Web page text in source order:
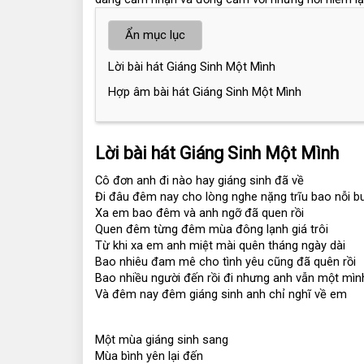
Ẩn mục lục
Lời bài hát Giáng Sinh Một Mình
Hợp âm bài hát Giáng Sinh Một Mình
Lời bài hát Giáng Sinh Một Mình
Cô đơn anh đi nào hay giáng sinh đã về
Đi đâu đêm nay cho lòng nghe nặng trĩu bao nỗi
Xa em bao đêm và anh ngỡ đã quen rồi
Quen đêm từng đêm mùa đông lạnh giá trôi
Từ khi xa em anh miệt mài quên tháng ngày dài
Bao nhiêu đam mê cho tình yêu cũng đã quên rồi
Bao nhiều người đến rồi đi nhưng anh vẫn một
Và đêm nay đêm giáng sinh anh chỉ nghĩ về em
Một mùa giáng sinh sang
Mùa bình yên lại đến